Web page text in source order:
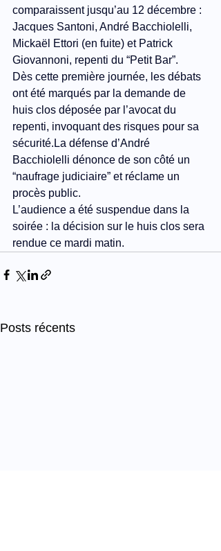
comparaissent jusqu’au 12 décembre :
Jacques Santoni, André Bacchiolelli,
Mickaël Ettori (en fuite) et Patrick
Giovannoni, repenti du “Petit Bar”.
Dès cette première journée, les débats
ont été marqués par la demande de
huis clos déposée par l’avocat du
repenti, invoquant des risques pour sa
sécurité.La défense d’André
Bacchiolelli dénonce de son côté un
“naufrage judiciaire” et réclame un
procès public.
L’audience a été suspendue dans la
soirée : la décision sur le huis clos sera
rendue ce mardi matin.
Posts récents